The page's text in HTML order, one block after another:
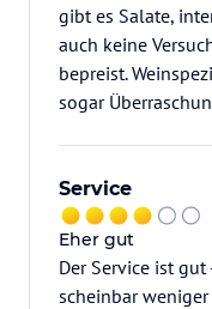
gibt es Salate,
auch keine
bepreist.
sogar
Service
Eher gut
Der Service ist
scheinbar